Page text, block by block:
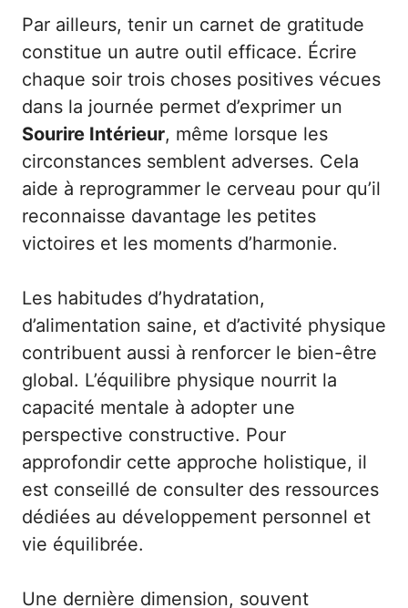
Par ailleurs, tenir un carnet de gratitude
constitue un autre outil efficace. Écrire
chaque soir trois choses positives vécues
dans la journée permet d’exprimer un
Sourire Intérieur, même lorsque les
circonstances semblent adverses. Cela
aide à reprogrammer le cerveau pour qu’il
reconnaisse davantage les petites
victoires et les moments d’harmonie.
Les habitudes d’hydratation,
d’alimentation saine, et d’activité physique
contribuent aussi à renforcer le bien-être
global. L’équilibre physique nourrit la
capacité mentale à adopter une
perspective constructive. Pour
approfondir cette approche holistique, il
est conseillé de consulter des ressources
dédiées au développement personnel et
vie équilibrée.
Une dernière dimension, souvent